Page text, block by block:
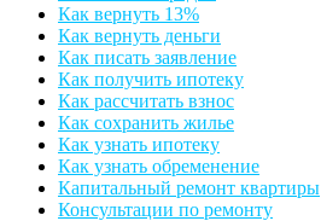
Как вернуть 13%
Как вернуть деньги
Как писать заявление
Как получить ипотеку
Как рассчитать взнос
Как сохранить жилье
Как узнать ипотеку
Как узнать обременение
Капитальный ремонт квартиры
Консультации по ремонту